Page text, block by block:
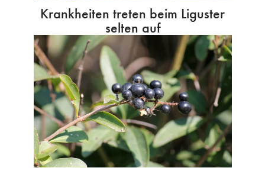
Krankheiten treten beim Liguster
selten auf